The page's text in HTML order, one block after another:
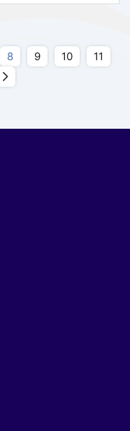
8 9 10
11